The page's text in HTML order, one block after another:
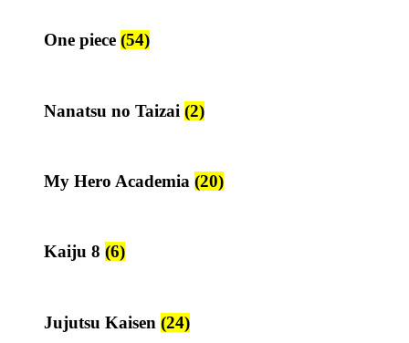
One piece (54)
Nanatsu no Taizai (2)
My Hero Academia (20)
Kaiju 8 (6)
Jujutsu Kaisen (24)